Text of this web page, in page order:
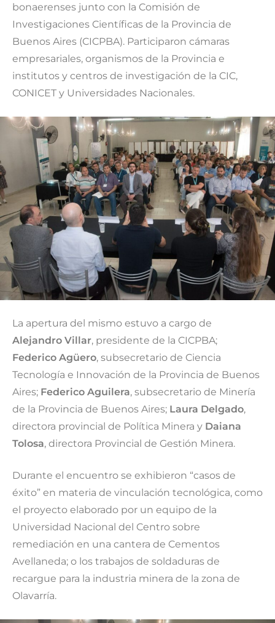
bonaerenses junto con la Comisión de
Investigaciones Científicas de la Provincia de
Buenos Aires (CICPBA). Participaron cámaras
empresariales, organismos de la Provincia e
institutos y centros de investigación de la CIC,
CONICET y Universidades Nacionales.
La apertura del mismo estuvo a cargo de
Alejandro Villar, presidente de la CICPBA;
Federico Agüero, subsecretario de Ciencia
Tecnología e Innovación de la Provincia de Buenos
Aires; Federico Aguilera, subsecretario de Minería
de la Provincia de Buenos Aires; Laura Delgado,
directora provincial de Política Minera y Daiana
Tolosa, directora Provincial de Gestión Minera.
Durante el encuentro se exhibieron “casos de
éxito” en materia de vinculación tecnológica, como
el proyecto elaborado por un equipo de la
Universidad Nacional del Centro sobre
remediación en una cantera de Cementos
Avellaneda; o los trabajos de soldaduras de
recargue para la industria minera de la zona de
Olavarría.